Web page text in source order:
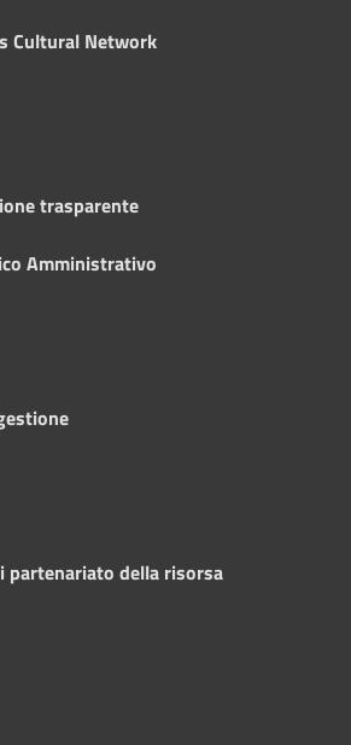
Cultural Network
trasparente
Amministrativo
partenariato della risorsa